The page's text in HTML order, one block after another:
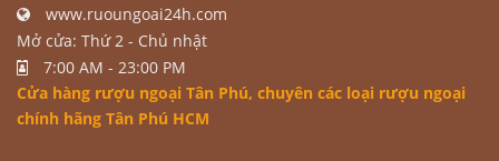
www.ruoungoai24h.com
Mở cửa: Thứ 2 - Chủ nhật
7:00 AM - 23:00 PM
Cửa hàng rượu ngoại Tân Phú, chuyên các loại rượu ngoại
chính hãng Tân Phú HCM